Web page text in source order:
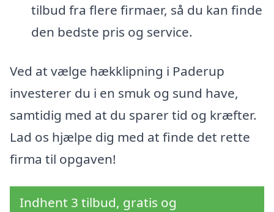
tilbud fra flere firmaer, så du kan finde
den bedste pris og service.
Ved at vælge hækklipning i Paderup
investerer du i en smuk og sund have,
samtidig med at du sparer tid og kræfter.
Lad os hjælpe dig med at finde det rette
firma til opgaven!
Indhent 3 tilbud, gratis og